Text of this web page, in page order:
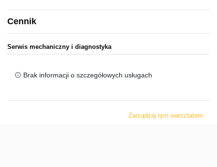
Cennik
Serwis mechaniczny i diagnostyka
Brak informacji o szczegółowych usługach
Zarządzaj tym warsztatem